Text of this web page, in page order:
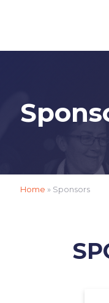
Home » Sponsors